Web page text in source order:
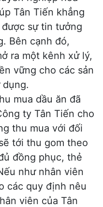
Tân Tiến khẳng
sự tin tưởng
Bên cạnh đó,
ra một kênh xử lý,
vững cho các sản
dụng.
mua dầu ăn đã
ty Tân Tiến cho
thu mua với đối
tới thu gom theo
đồng phục, thẻ
như nhân viên
các quy định nêu
viên của Tân